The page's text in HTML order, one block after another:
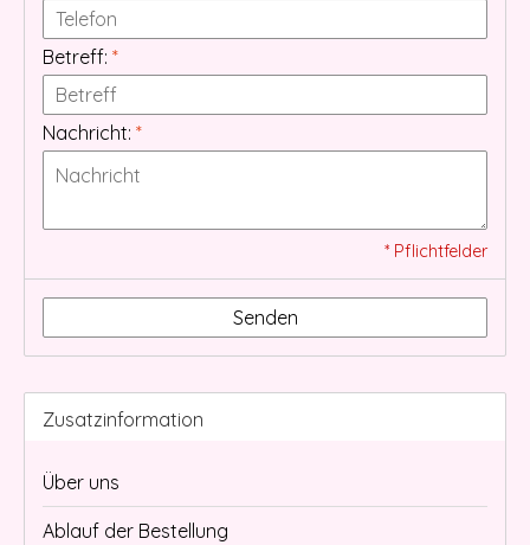
Betreff: *
Nachricht: *
* Pflichtfelder
Senden
Zusatzinformation
Über uns
Ablauf der Bestellung